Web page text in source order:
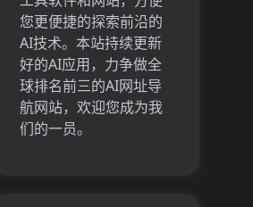
您更便捷的探索前沿的
AI技术。本站持续更新
好的AI应用，力争做全
球排名前三的AI网址导
航网站，欢迎您成为我
们的一员。